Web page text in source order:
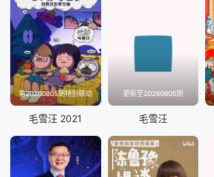
第20260805期特别联动
毛雪汪 2021
更新至20260805期
毛雪汪